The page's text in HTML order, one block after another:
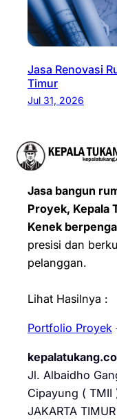
Jasa Renovasi
Timur
Jul 31, 2026
Jasa bangun
Proyek, Kepala
Kenek
presisi dan
pelanggan.
Lihat Hasilnya :
Portfolio Proyek
Jl. Albaidho
Cipayung ( TMII
JAKARTA